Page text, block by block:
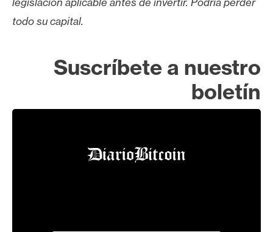
todo su capital.
Suscríbete a nuestro
boletín